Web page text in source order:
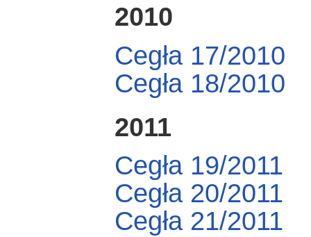
2010
Cegła 17/2010
Cegła 18/2010
2011
Cegła 19/2011
Cegła 20/2011
Cegła 21/2011